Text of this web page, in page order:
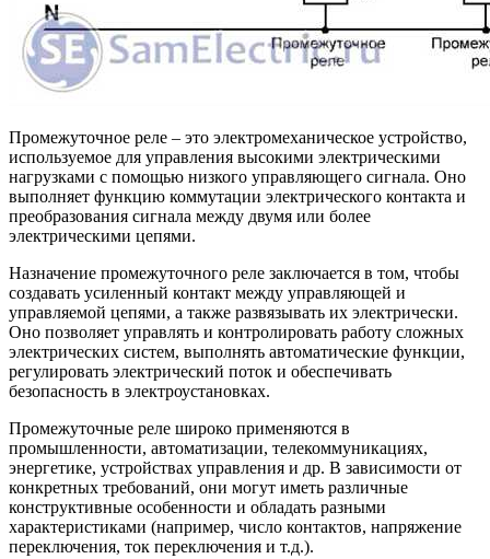
Промежуточное реле – это электромеханическое устройство,
используемое для управления высокими электрическими
нагрузками с помощью низкого управляющего сигнала. Оно
выполняет функцию коммутации электрического контакта и
преобразования сигнала между двумя или более
электрическими цепями.
Назначение промежуточного реле заключается в том, чтобы
создавать усиленный контакт между управляющей и
управляемой цепями, а также развязывать их электрически.
Оно позволяет управлять и контролировать работу сложных
электрических систем, выполнять автоматические функции,
регулировать электрический поток и обеспечивать
безопасность в электроустановках.
Промежуточные реле широко применяются в
промышленности, автоматизации, телекоммуникациях,
энергетике, устройствах управления и др. В зависимости от
конкретных требований, они могут иметь различные
конструктивные особенности и обладать разными
характеристиками (например, число контактов, напряжение
переключения, ток переключения и т.д.).